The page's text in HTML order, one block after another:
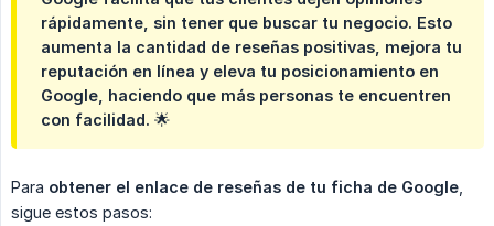
rápidamente, sin tener que buscar tu negocio. Esto
aumenta la cantidad de reseñas positivas, mejora tu
reputación en línea y eleva tu posicionamiento en
Google, haciendo que más personas te encuentren
con facilidad. 🌟
Para obtener el enlace de reseñas de tu ficha de Google
sigue estos pasos: